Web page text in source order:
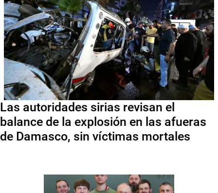
Las autoridades sirias revisan el
balance de la explosión en las afueras
de Damasco, sin víctimas mortales